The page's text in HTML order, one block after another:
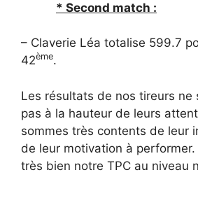
* Second match :
– Claverie Léa totalise 599.7
42ème.
Les résultats de nos tireurs ne
pas à la hauteur de leurs
sommes très contents de leur
de leur motivation à
très bien notre TPC au niveau